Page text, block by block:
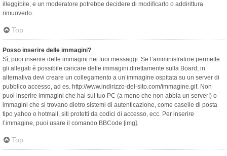
illeggibile, e un moderatore potrebbe decidere di modificarlo o addirittura
rimuoverlo.
Top
Posso inserire delle immagini?
Sì, puoi inserire delle immagini nei tuoi messaggi. Se l’amministratore permette
gli allegati è possibile caricare delle immagini direttamente sulla Board; in
alternativa devi creare un collegamento a un’immagine ospitata su un server di
pubblico accesso, ad es. http://www.indirizzo-del-sito.com/immagine.gif. Non
puoi inserire immagini che hai sul tuo PC (a meno che non abbia un server!) o
immagini che si trovano dietro sistemi di autenticazione, come caselle di posta
tipo yahoo o hotmail, siti protetti da codici di accesso, ecc. Per inserire
l’immagine, puoi usare il comando BBCode [img].
Top